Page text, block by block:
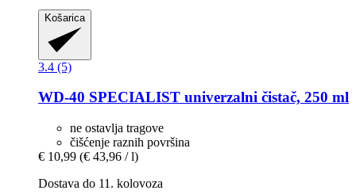
Košarica
3.4 (5)
WD-40 SPECIALIST univerzalni čistač, 250 ml
ne ostavlja tragove
čišćenje raznih površina
€ 10,99 (€ 43,96 / l)
Dostava do 11. kolovoza